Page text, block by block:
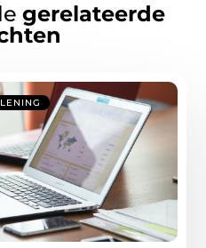
gerelateerde